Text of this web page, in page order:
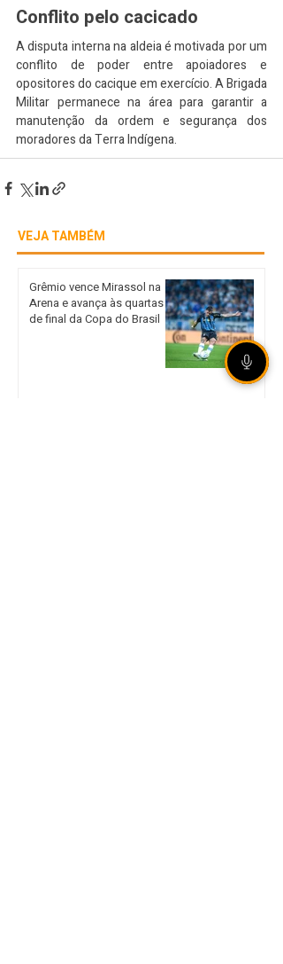
Conflito pelo cacicado
A disputa interna na aldeia é motivada por um
conflito de poder entre apoiadores e
opositores do cacique em exercício. A Brigada
Militar permanece na área para garantir a
manutenção da ordem e segurança dos
moradores da Terra Indígena.
VEJA TAMBÉM
Grêmio vence Mirassol na
Arena e avança às quartas
de final da Copa do Brasil